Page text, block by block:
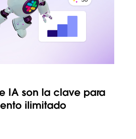
IA son la clave para
ilimitado